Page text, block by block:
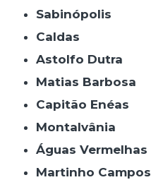
Sabinópolis
Caldas
Astolfo Dutra
Matias Barbosa
Capitão Enéas
Montalvânia
Águas Vermelhas
Martinho Campos